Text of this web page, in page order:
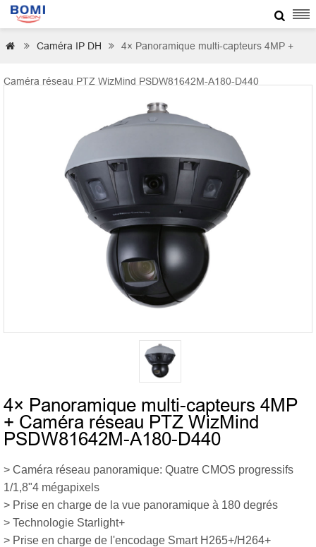

  Caméra IP DH  4× Panoramique multi-capteurs 4MP +
Caméra réseau PTZ WizMind PSDW81642M-A180-D440
4× Panoramique multi-capteurs 4MP
+ Caméra réseau PTZ WizMind
PSDW81642M-A180-D440
> Caméra réseau panoramique: Quatre CMOS progressifs
1/1,8"4 mégapixels
> Prise en charge de la vue panoramique à 180 degrés
> Technologie Starlight+
> Prise en charge de l'encodage Smart H265+/H264+